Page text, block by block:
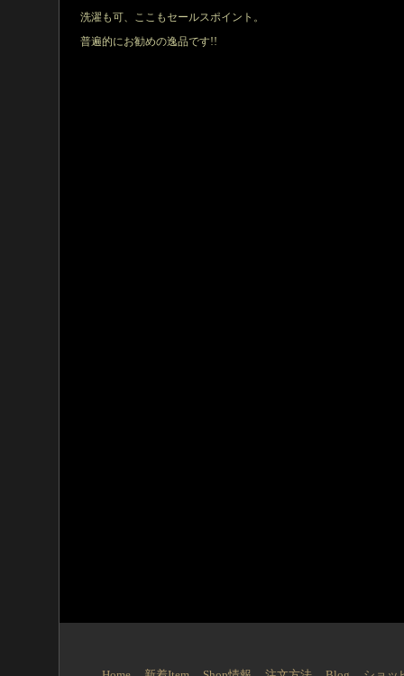
洗濯も可、ここもセールスポイント。
普遍的にお勧めの逸品です!!